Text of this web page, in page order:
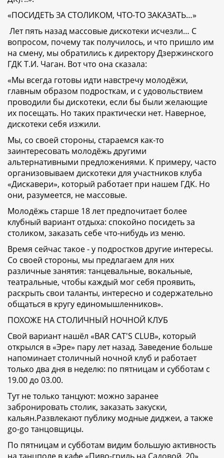
«ПОСИДЕТЬ ЗА СТОЛИКОМ, ЧТО-ТО ЗАКАЗАТЬ…»
Лет пять назад массовые дискотеки исчезли… С
вопросом, почему так получилось, и что пришло им
на смену, мы обратились к директору Дзержинского
ГДК Т.И. Чаган. Вот что она сказала:
«Мы всегда готовы идти навстречу молодёжи,
главным образом подросткам, и с удовольствием
проводили бы дискотеки, если бы были желающие
их посещать. Но таких практически нет. Наверное,
дискотеки себя изжили.
Мы, со своей стороны, стараемся как-то
заинтересовать молодёжь другими
альтернативными предложениями. К примеру, часто
организовываем дискотеки для участников клуба
«Дискавери», который работает при нашем ГДК. Но
они, разумеется, не массовые.
Молодёжь старше 18 лет предпочитает более
клубный вариант отдыха: спокойно посидеть за
столиком, заказать себе что-нибудь из меню.
Время сейчас такое - у подростков другие интересы.
Со своей стороны, мы предлагаем для них
различные занятия: танцевальные, вокальные,
театральные, чтобы каждый мог себя проявить,
раскрыть свои таланты, интересно и содержательно
общаться в кругу единомышленников».
ПОХОЖЕ НА СТОЛИЧНЫЙ НОЧНОЙ КЛУБ
Свой вариант нашёл «BAR CAT'S CLUB», который
открылся в «Эре» пару лет назад. Заведение больше
напоминает столичный ночной клуб и работает
только два дня в неделю: по пятницам и субботам с
19.00 до 03.00.
Тут не только танцуют: можно заранее
забронировать столик, заказать закуски,
кальян.Развлекают публику модные диджеи, а также
go-go танцовщицы.
По пятницам и субботам видим большую активность